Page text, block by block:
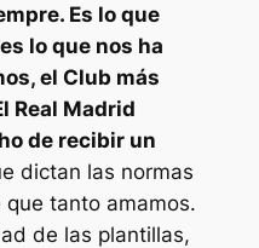
Es lo que
lo que nos ha
el Club más
Real Madrid
de recibir un
dictan las normas
tanto amamos.
de las plantillas,